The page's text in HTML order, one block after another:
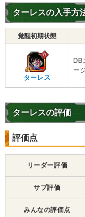
ターレスの入手方
覚醒初期状態
ターレス
DB
ー
ターレスの評価
評価点
リーダー評価
サブ評価
みんなの評価点